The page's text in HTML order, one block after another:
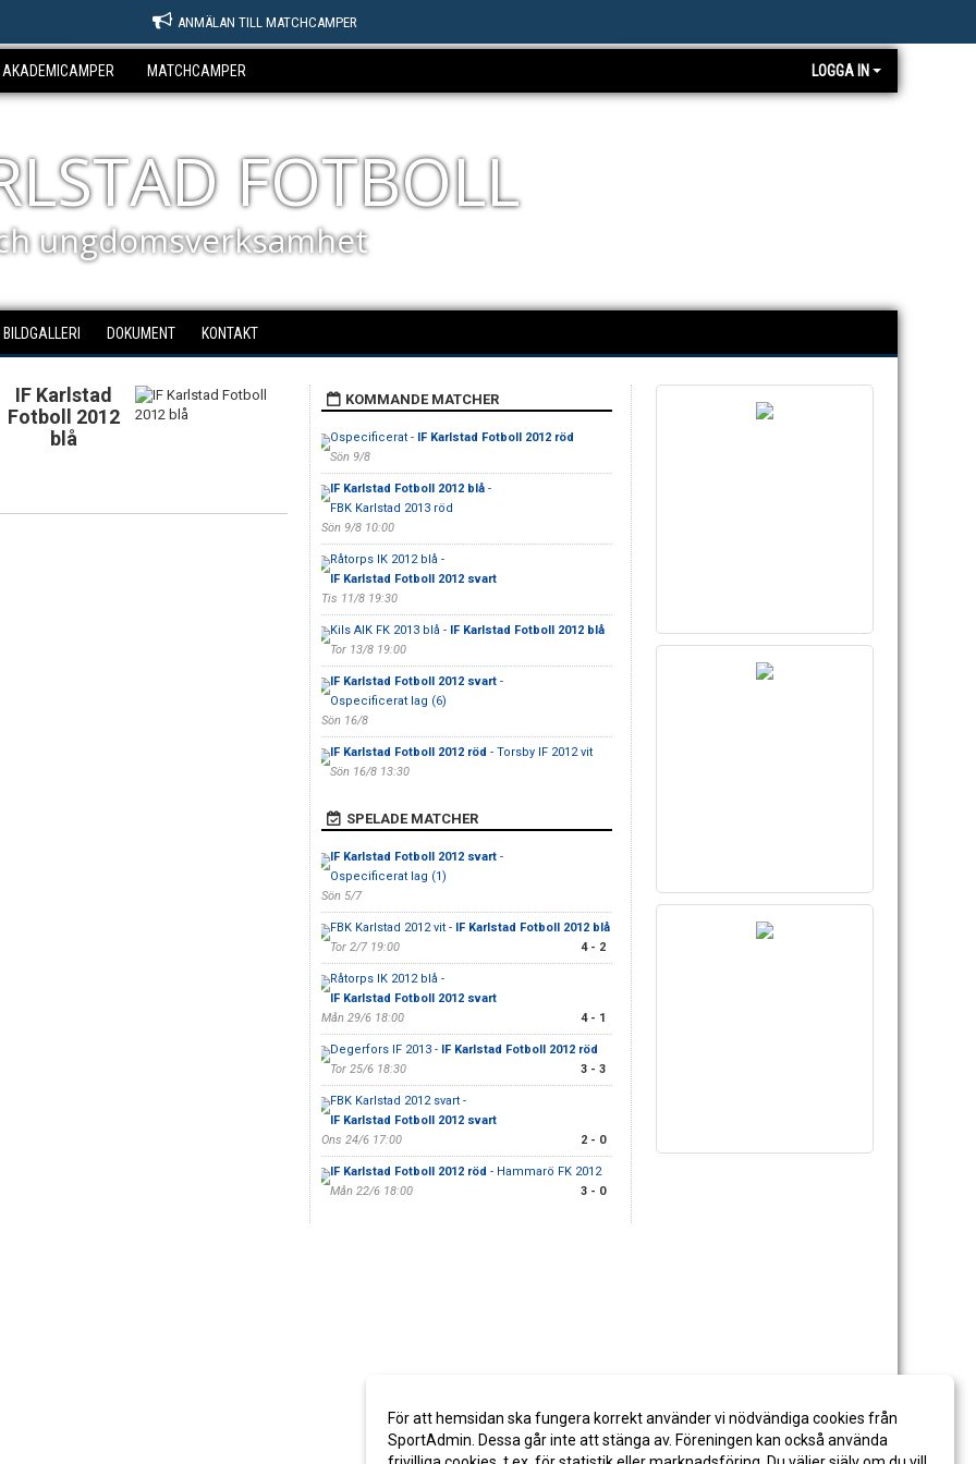
ANMÄLAN TILL MATCHCAMPER
AKADEMICAMPER MATCHCAMPER LOGGA IN
FOTBOLL
ungdomsverksamhet
BILDGALLERI DOKUMENT KONTAKT
IF Karlstad
Fotboll 2012
blå
KOMMANDE MATCHER
Ospecificerat - IF Karlstad Fotboll 2012 röd
Sön 9/8
IF Karlstad Fotboll 2012 blå-
FBK Karlstad 2013 röd
Sön 9/8 10:00
Råtorps IK 2012 blå -
IF Karlstad Fotboll 2012 svart
Tis 11/8 19:30
Kils AIK FK 2013 blå - IF Karlstad Fotboll 2012 blå
Tor 13/8 19:00
IF Karlstad Fotboll 2012 svart-
Ospecificerat lag (6)
Sön 16/8
IF Karlstad Fotboll 2012 röd - Torsby IF 2012 vit
Sön 16/8 13:30
SPELADE MATCHER
IF Karlstad Fotboll 2012 svart-
Ospecificerat lag (1)
Sön 5/7
FBK Karlstad 2012 vit - IF Karlstad Fotboll 2012 blå
Tor 2/7 19:00
4 - 2
Råtorps IK 2012 blå -
IF Karlstad Fotboll 2012 svart
Mån 29/6 18:00
4 - 1
Degerfors IF 2013 - IF Karlstad Fotboll 2012 röd
Tor 25/6 18:30
3 - 3
FBK Karlstad 2012 svart -
IF Karlstad Fotboll 2012 svart
Ons 24/6 17:00
2 - 0
IF Karlstad Fotboll 2012 röd - Hammarö FK 2012
Mån 22/6 18:00
3 - 0
För att hemsidan ska fungera korrekt använder vi nödvändiga cookies från
SportAdmin. Dessa går inte att stänga av. Föreningen kan också använda